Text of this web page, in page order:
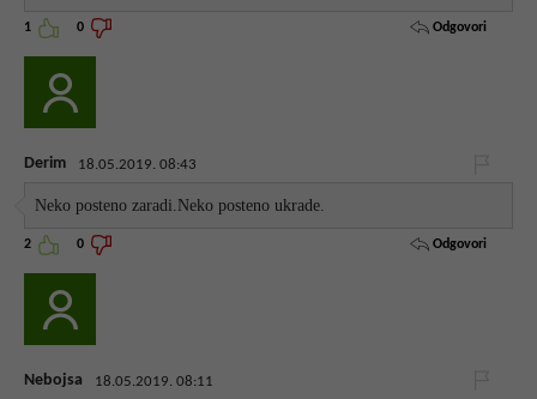
1 0 Odgovori
Derim 18.05.2019. 08:43
Neko posteno zaradi.Neko posteno ukrade.
2 0 Odgovori
Nebojsa 18.05.2019. 08:11